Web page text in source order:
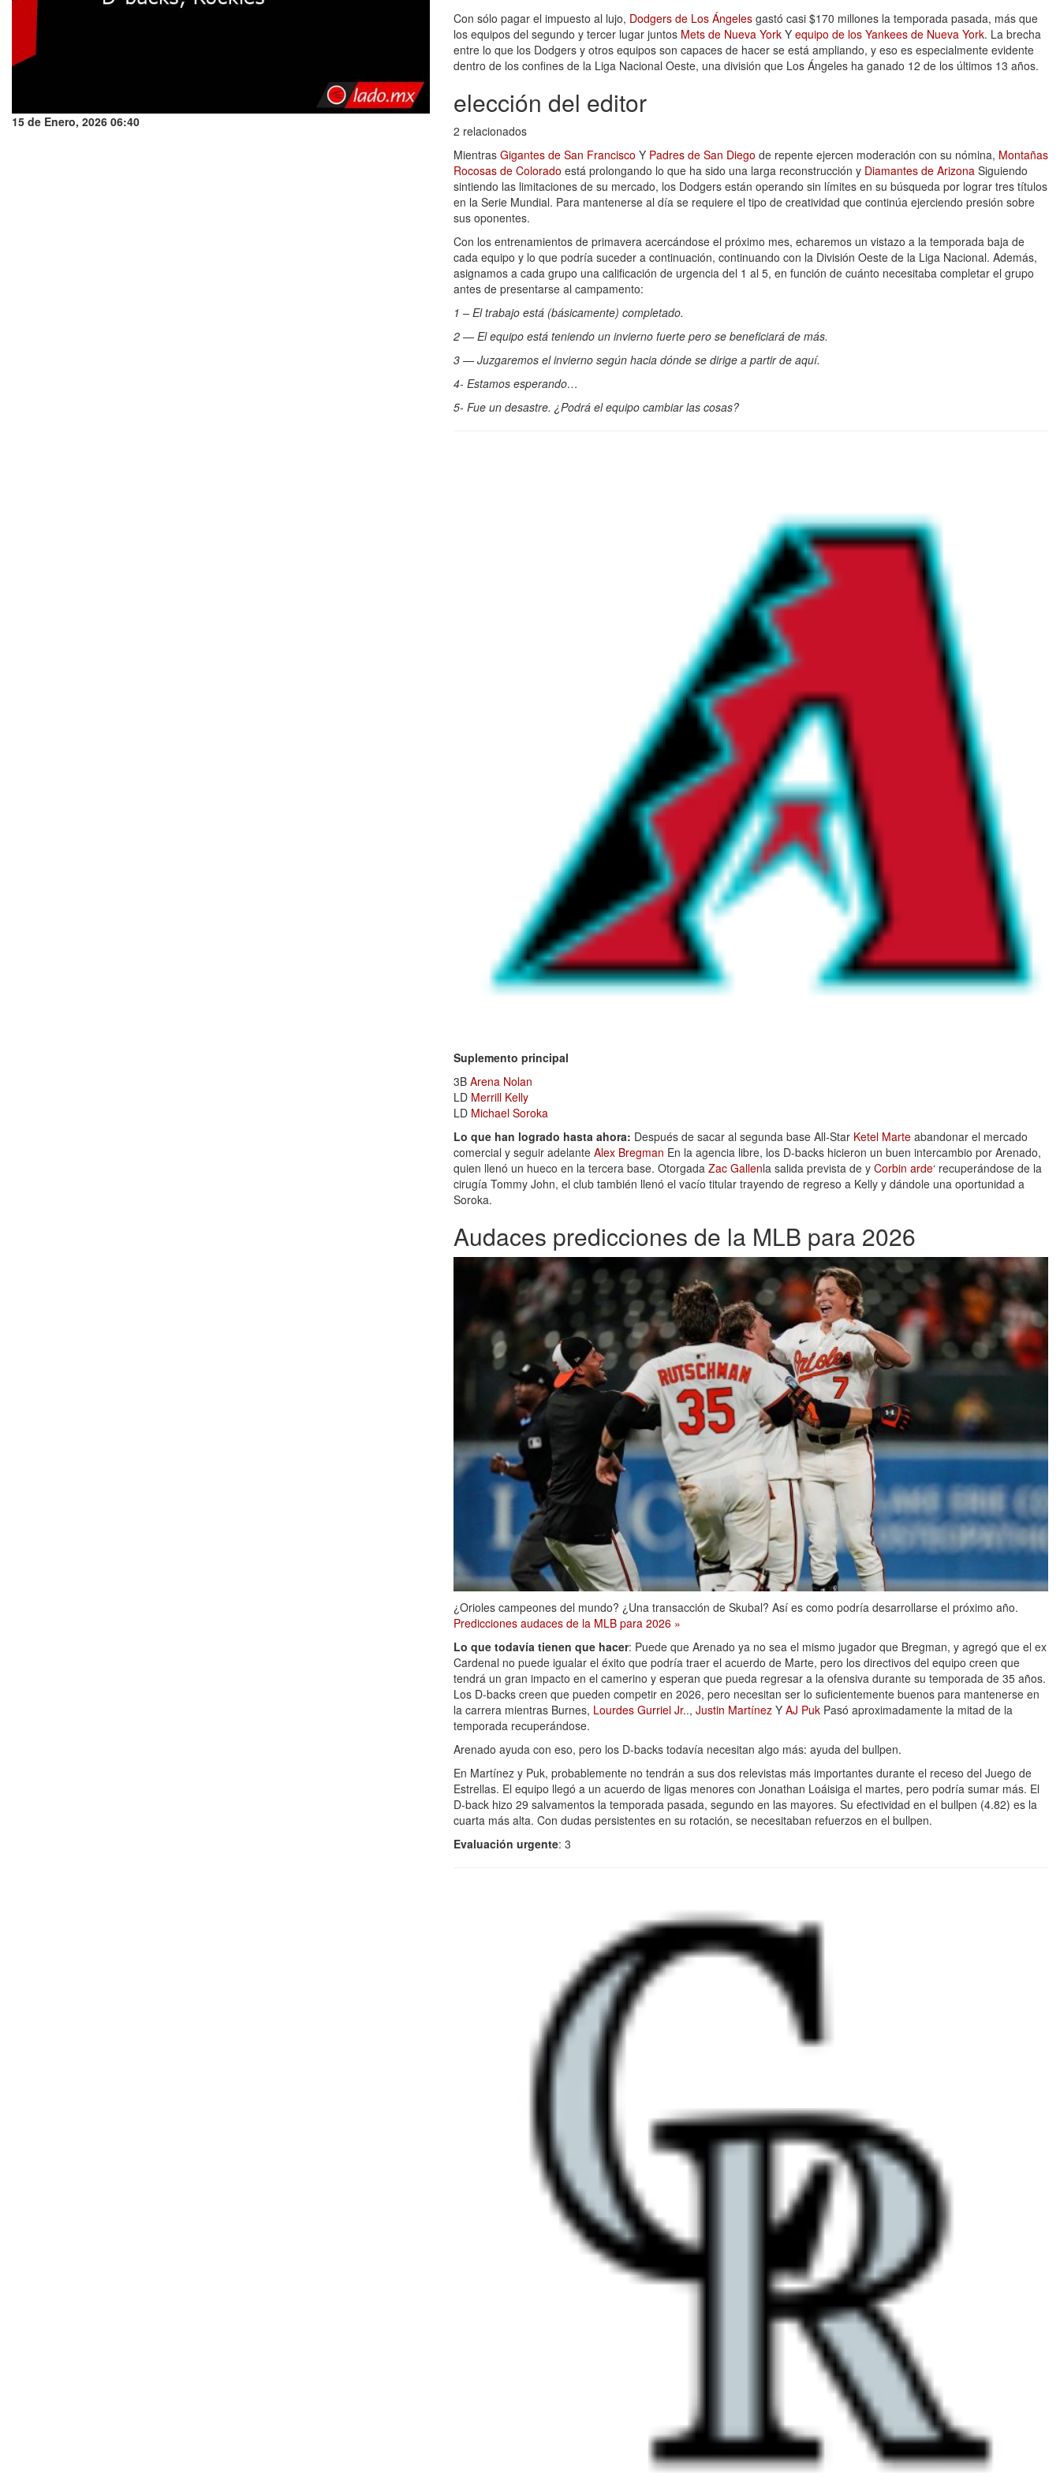
15 de Enero, 2026 06:40
Con sólo pagar el impuesto al lujo, Dodgers de Los Ángeles gastó casi $170 millones la temporada pasada, más que
los equipos del segundo y tercer lugar juntos Mets de Nueva York Y equipo de los Yankees de Nueva York. La brecha
entre lo que los Dodgers y otros equipos son capaces de hacer se está ampliando, y eso es especialmente evidente
dentro de los confines de la Liga Nacional Oeste, una división que Los Ángeles ha ganado 12 de los últimos 13 años.
elección del editor
2 relacionados
Mientras Gigantes de San Francisco Y Padres de San Diego de repente ejercen moderación con su nómina, Montañas
Rocosas de Colorado está prolongando lo que ha sido una larga reconstrucción y Diamantes de Arizona Siguiendo
sintiendo las limitaciones de su mercado, los Dodgers están operando sin límites en su búsqueda por lograr tres títulos
en la Serie Mundial. Para mantenerse al día se requiere el tipo de creatividad que continúa ejerciendo presión sobre
sus oponentes.
Con los entrenamientos de primavera acercándose el próximo mes, echaremos un vistazo a la temporada baja de
cada equipo y lo que podría suceder a continuación, continuando con la División Oeste de la Liga Nacional. Además,
asignamos a cada grupo una calificación de urgencia del 1 al 5, en función de cuánto necesitaba completar el grupo
antes de presentarse al campamento:
1 – El trabajo está (básicamente) completado.
2 — El equipo está teniendo un invierno fuerte pero se beneficiará de más.
3 — Juzgaremos el invierno según hacia dónde se dirige a partir de aquí.
4- Estamos esperando…
5- Fue un desastre. ¿Podrá el equipo cambiar las cosas?
Suplemento principal
3B Arena Nolan
LD Merrill Kelly
LD Michael Soroka
Lo que han logrado hasta ahora: Después de sacar al segunda base All-Star Ketel Marte abandonar el mercado
comercial y seguir adelante Alex Bregman En la agencia libre, los D-backs hicieron un buen intercambio por Arenado,
quien llenó un hueco en la tercera base. Otorgada Zac Gallenla salida prevista de y Corbin arde‘ recuperándose de la
cirugía Tommy John, el club también llenó el vacío titular trayendo de regreso a Kelly y dándole una oportunidad a
Soroka.
Audaces predicciones de la MLB para 2026
¿Orioles campeones del mundo? ¿Una transacción de Skubal? Así es como podría desarrollarse el próximo año.
Predicciones audaces de la MLB para 2026 »
Lo que todavía tienen que hacer: Puede que Arenado ya no sea el mismo jugador que Bregman, y agregó que el ex
Cardenal no puede igualar el éxito que podría traer el acuerdo de Marte, pero los directivos del equipo creen que
tendrá un gran impacto en el camerino y esperan que pueda regresar a la ofensiva durante su temporada de 35 años.
Los D-backs creen que pueden competir en 2026, pero necesitan ser lo suficientemente buenos para mantenerse en
la carrera mientras Burnes, Lourdes Gurriel Jr.., Justin Martínez Y AJ Puk Pasó aproximadamente la mitad de la
temporada recuperándose.
Arenado ayuda con eso, pero los D-backs todavía necesitan algo más: ayuda del bullpen.
En Martínez y Puk, probablemente no tendrán a sus dos relevistas más importantes durante el receso del Juego de
Estrellas. El equipo llegó a un acuerdo de ligas menores con Jonathan Loáisiga el martes, pero podría sumar más. El
D-back hizo 29 salvamentos la temporada pasada, segundo en las mayores. Su efectividad en el bullpen (4.82) es la
cuarta más alta. Con dudas persistentes en su rotación, se necesitaban refuerzos en el bullpen.
Evaluación urgente: 3